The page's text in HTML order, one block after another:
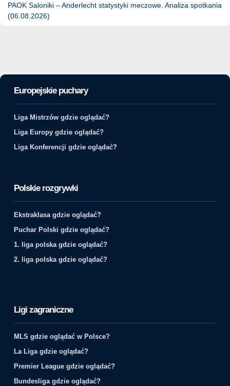
PAOK Saloniki – Anderlecht statystyki meczowe. Analiza spotkania
(06.08.2026)
Europejskie puchary
Liga Mistrzów gdzie oglądać?
Liga Europy gdzie oglądać?
Liga Konferencji gdzie oglądać?
Polskie rozgrywki
Ekstraklasa gdzie oglądać?
Puchar Polski gdzie oglądać?
1. liga polska gdzie oglądać?
2. liga polska gdzie oglądać?
Ligi zagraniczne
MLS gdzie oglądać w Polsce?
La Liga gdzie oglądać?
Premier League gdzie oglądać?
Bundesliga gdzie oglądać?